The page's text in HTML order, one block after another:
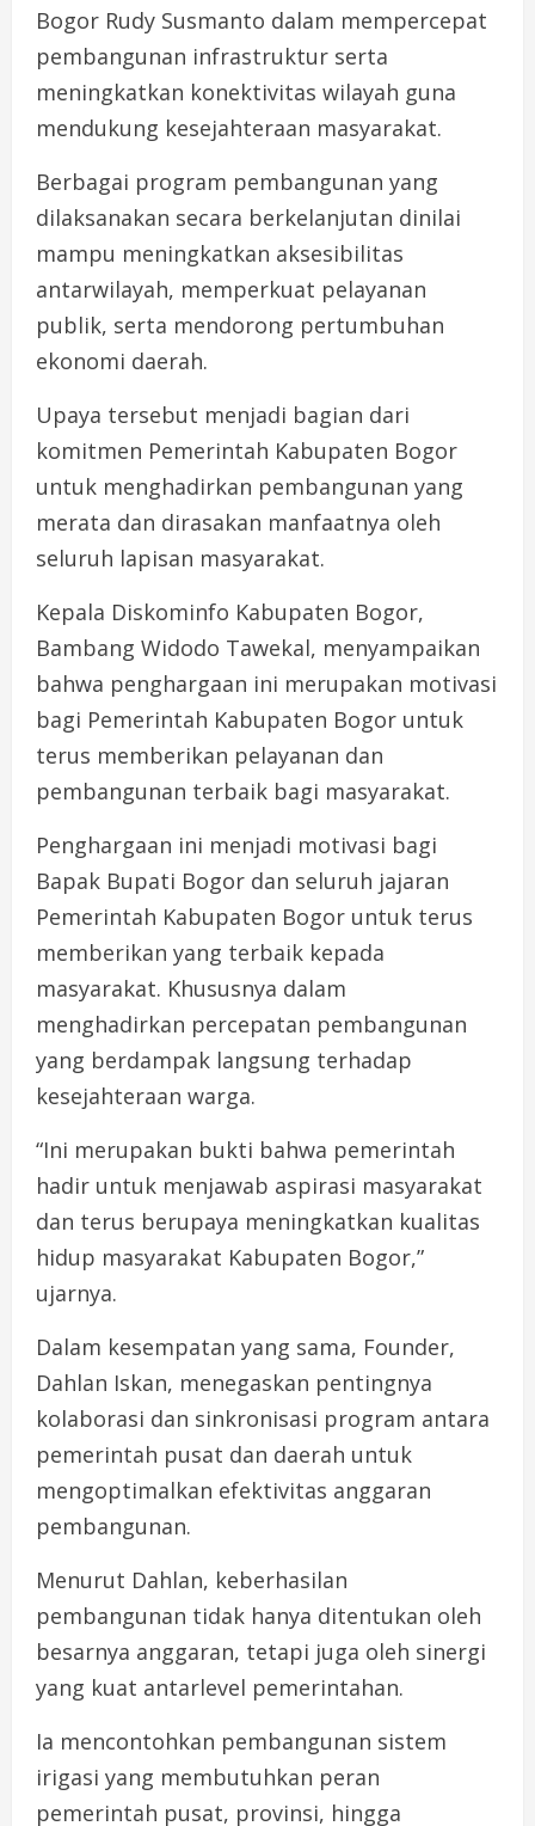
Bogor Rudy Susmanto dalam mempercepat
pembangunan infrastruktur serta
meningkatkan konektivitas wilayah guna
mendukung kesejahteraan masyarakat.
Berbagai program pembangunan yang
dilaksanakan secara berkelanjutan dinilai
mampu meningkatkan aksesibilitas
antarwilayah, memperkuat pelayanan
publik, serta mendorong pertumbuhan
ekonomi daerah.
Upaya tersebut menjadi bagian dari
komitmen Pemerintah Kabupaten Bogor
untuk menghadirkan pembangunan yang
merata dan dirasakan manfaatnya oleh
seluruh lapisan masyarakat.
Kepala Diskominfo Kabupaten Bogor,
Bambang Widodo Tawekal, menyampaikan
bahwa penghargaan ini merupakan motivasi
bagi Pemerintah Kabupaten Bogor untuk
terus memberikan pelayanan dan
pembangunan terbaik bagi masyarakat.
Penghargaan ini menjadi motivasi bagi
Bapak Bupati Bogor dan seluruh jajaran
Pemerintah Kabupaten Bogor untuk terus
memberikan yang terbaik kepada
masyarakat. Khususnya dalam
menghadirkan percepatan pembangunan
yang berdampak langsung terhadap
kesejahteraan warga.
“Ini merupakan bukti bahwa pemerintah
hadir untuk menjawab aspirasi masyarakat
dan terus berupaya meningkatkan kualitas
hidup masyarakat Kabupaten Bogor,”
ujarnya.
Dalam kesempatan yang sama, Founder,
Dahlan Iskan, menegaskan pentingnya
kolaborasi dan sinkronisasi program antara
pemerintah pusat dan daerah untuk
mengoptimalkan efektivitas anggaran
pembangunan.
Menurut Dahlan, keberhasilan
pembangunan tidak hanya ditentukan oleh
besarnya anggaran, tetapi juga oleh sinergi
yang kuat antarlevel pemerintahan.
Ia mencontohkan pembangunan sistem
irigasi yang membutuhkan peran
pemerintah pusat, provinsi, hingga